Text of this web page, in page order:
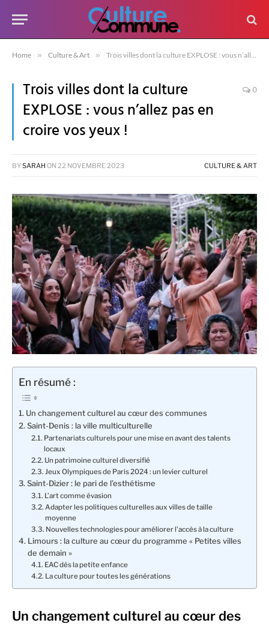
Home » Culture & Art » Trois villes dont la culture EXPLOSE : vous n’allez pas en croire vos yeux !
Trois villes dont la culture
EXPLOSE : vous n’allez pas en
croire vos yeux !
0
BYSARAH ON 22 NOVEMBRE 2023 CULTURE & ART
En résumé :
Un changement culturel au cœur des communes
Saint-Denis : la ville multiculturelle
Partenariats culturels pour une mise en avant des talents
locaux
Un patrimoine culturel diversifié
Jeux Olympiques de Paris 2024 : un levier culturel
Saint-Dizier : le pari de l’esthétisme
L’art comme évasion
Adapter les politiques culturelles aux villes de taille
moyenne
Nouvelles technologies pour améliorer l’accès à la culture
Limours : la culture au cœur du programme « Petites villes
de demain »
EAC dès la petite enfance
La culture pour toutes les générations
Un changement culturel au cœur des